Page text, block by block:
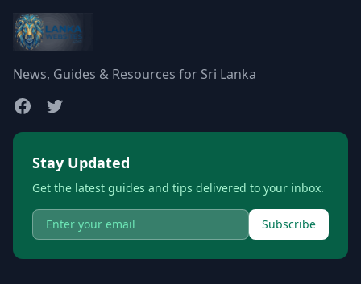
News, Guides & Resources for Sri Lanka
Stay Updated
Get the latest guides and tips delivered to your inbox.
Subscribe